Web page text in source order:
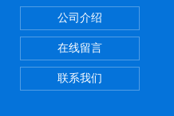
公司介绍
在线留言
联系我们